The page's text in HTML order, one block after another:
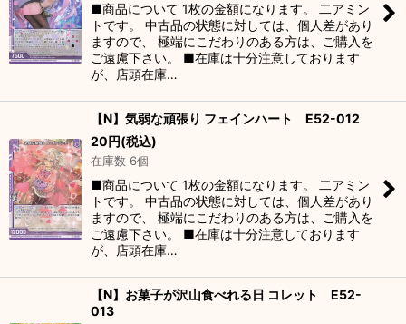
■商品について 1枚の金額になります。 二アミン
トです。 中古品の状態に対しては、個人差があり
ますので、 極端にこだわりのある方は、ご購入を
ご遠慮下さい。 ■在庫は十分注意しております
が、店頭在庫…
【N】気弱な頑張り フェインハート E52-012
20円(税込)
在庫数 6個
■商品について 1枚の金額になります。 二アミン
トです。 中古品の状態に対しては、個人差があり
ますので、 極端にこだわりのある方は、ご購入を
ご遠慮下さい。 ■在庫は十分注意しております
が、店頭在庫…
【N】お菓子が沢山食べれる日 コレット E52-
013